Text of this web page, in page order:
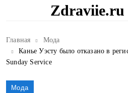
Zdraviie.ru
Главная
Мода
Канье Уэсту было отказано в
Sunday Service
Мода